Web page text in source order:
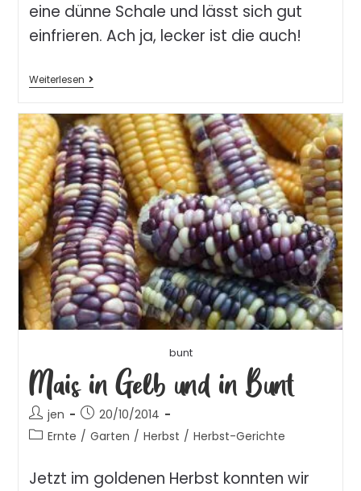
eine dünne Schale und lässt sich gut
einfrieren. Ach ja, lecker ist die auch!
Weiterlesen
bunt
Mais in Gelb und in Bunt
jen
20/10/2014
Ernte / Garten / Herbst / Herbst-Gerichte
Jetzt im goldenen Herbst konnten wir